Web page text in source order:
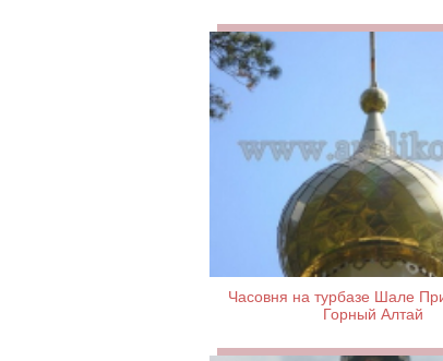
Часовня на турбазе Шале
Горный Алтай